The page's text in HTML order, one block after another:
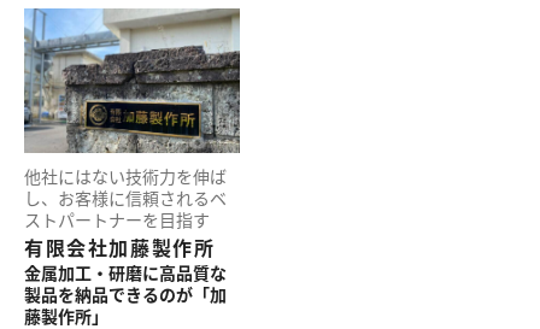
他社にはない技術力を伸ば
し、 お客様に信頼されるベ
ストパートナーを 目指す
有限会社加藤製作所
金属加工・研磨に高品質な
製品を納品できるのが 「加
藤製作所」